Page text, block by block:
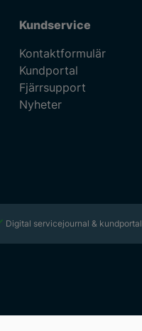
Kundservice
Kontaktformulär
Kundportal
Fjärrsupport
Nyheter
Digital servicejournal & kundportal